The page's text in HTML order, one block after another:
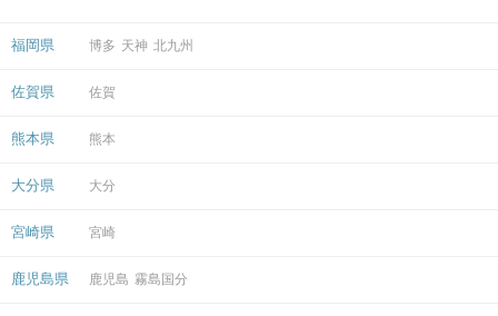
福岡県 博多 天神 北九州
佐賀県 佐賀
熊本県 熊本
大分県 大分
宮崎県 宮崎
鹿児島県 鹿児島 霧島国分